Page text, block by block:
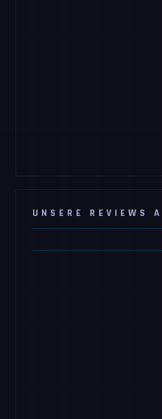
UNSERE REVIEWS